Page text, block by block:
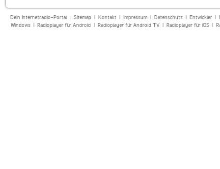
Dein Internetradio-Portal : Sitemap| Kontakt| Impressum| Datenschutz| Entwickler|
Windows| Radioplayer für Android| Radioplayer für Android TV| Radioplayer für iOS|